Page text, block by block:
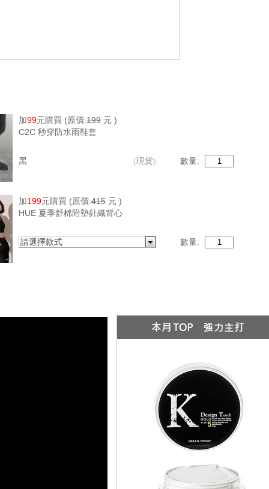
加99元購買 (原價:199元 )
C2C 秒穿防水雨鞋套
黑 (現貨) 數量:
加199元購買 (原價:415元 )
HUE 夏季舒棉附墊針織背心
請選擇款式 數量: